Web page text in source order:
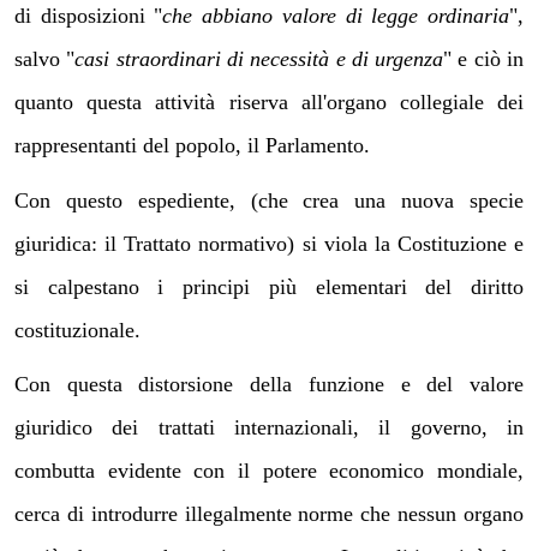
di disposizioni "che abbiano valore di legge ordinaria",
salvo "casi straordinari di necessità e di urgenza" e ciò in
quanto questa attività riserva all'organo collegiale dei
rappresentanti del popolo, il Parlamento.
Con questo espediente, (che crea una nuova specie
giuridica: il Trattato normativo) si viola la Costituzione e
si calpestano i principi più elementari del diritto
costituzionale.
Con questa distorsione della funzione e del valore
giuridico dei trattati internazionali, il governo, in
combutta evidente con il potere economico mondiale,
cerca di introdurre illegalmente norme che nessun organo